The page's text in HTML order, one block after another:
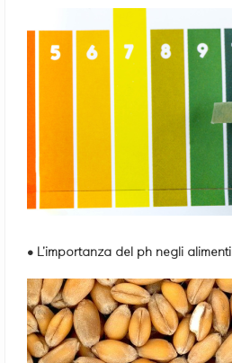
• L’importanza del ph negli alimenti